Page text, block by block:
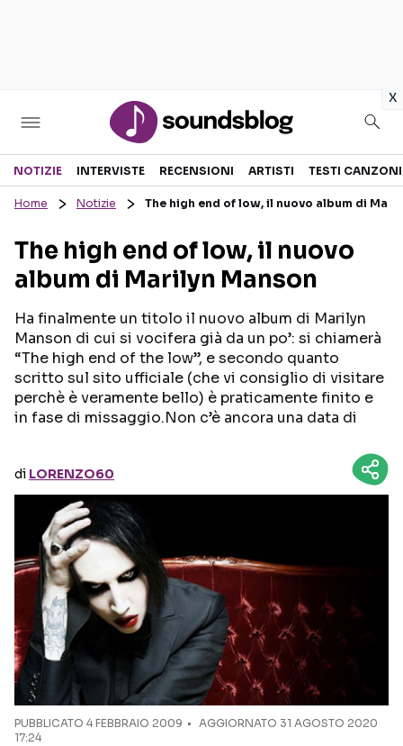
x
Sezioni
RECENSIONI MUSICALI
INTERVISTE
GOSSIP E CURIOSITÀ
TESTI CANZONI
TOUR ED EVENTI
TALENT SHOW
NOTIZIE INTERVISTE RECENSIONI ARTISTI TESTI CANZONI
Home Notizie The high end of low, il nuovo album di
The high end of low, il nuovo
album di Marilyn Manson
Ha finalmente un titolo il nuovo album di Marilyn
Manson di cui si vocifera già da un po’: si chiamerà
“The high end of the low”, e secondo quanto
scritto sul sito ufficiale (che vi consiglio di visitare
perchè è veramente bello) è praticamente finito e
in fase di missaggio.Non c’è ancora una data di
di LORENZO60
PUBBLICATO 4 FEBBRAIO 2009
AGGIORNATO 31 AGOSTO 2020
17:24